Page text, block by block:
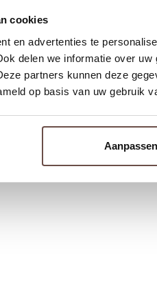
cookies
en advertenties te
delen we informatie over
partners kunnen deze
op basis van uw gebruik
Aanpassen